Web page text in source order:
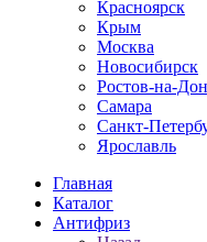
Красноярск
Крым
Москва
Новосибирск
Ростов-на-
Самара
Санкт-
Ярославль
Главная
Каталог
Антифриз